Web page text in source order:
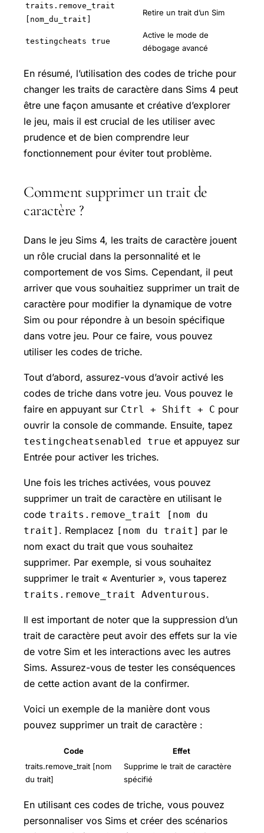
traits.remove_trait
[nom_du_trait]
Retire un trait d’un Sim
testingcheats true
Active le mode de
débogage avancé
En résumé, l’utilisation des codes de triche pour
changer les traits de caractère dans Sims 4 peut
être une façon amusante et créative d’explorer
le jeu, mais il est crucial de les utiliser avec
prudence et de bien comprendre leur
fonctionnement pour éviter tout problème.
Comment supprimer un trait de
caractère ?
Dans le jeu Sims 4, les traits de caractère jouent
un rôle crucial dans la personnalité et le
comportement de vos Sims. Cependant, il peut
arriver que vous souhaitiez supprimer un trait de
caractère pour modifier la dynamique de votre
Sim ou pour répondre à un besoin spécifique
dans votre jeu. Pour ce faire, vous pouvez
utiliser les codes de triche.
Tout d’abord, assurez-vous d’avoir activé les
codes de triche dans votre jeu. Vous pouvez le
faire en appuyant sur Ctrl + Shift + C pour
ouvrir la console de commande. Ensuite, tapez
testingcheatsenabled true et appuyez sur
Entrée pour activer les triches.
Une fois les triches activées, vous pouvez
supprimer un trait de caractère en utilisant le
code traits.remove_trait [nom du
trait] . Remplacez [nom du trait] par le
nom exact du trait que vous souhaitez
supprimer. Par exemple, si vous souhaitez
supprimer le trait « Aventurier », vous taperez
traits.remove_trait Adventurous.
Il est important de noter que la suppression d’un
trait de caractère peut avoir des effets sur la vie
de votre Sim et les interactions avec les autres
Sims. Assurez-vous de tester les conséquences
de cette action avant de la confirmer.
Voici un exemple de la manière dont vous
pouvez supprimer un trait de caractère :
Code
Effet
traits.remove_trait [nom
du trait]
Supprime le trait de caractère
spécifié
En utilisant ces codes de triche, vous pouvez
personnaliser vos Sims et créer des scénarios